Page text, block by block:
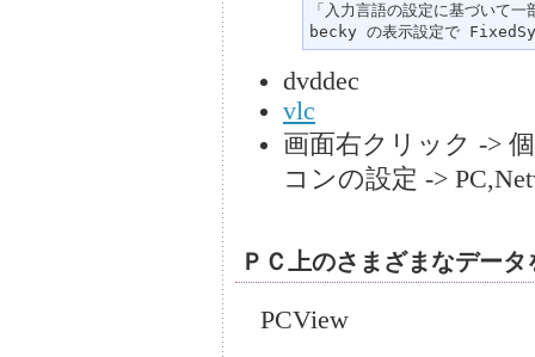
「入力言語の設定に基づいて
becky の表示設定で
dvddec
vlc
画面右クリック ->
コンの設定 ->
ＰＣ上のさまざまなデー
PCView